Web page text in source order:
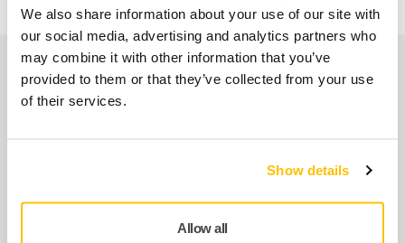
We also share information about your use of our site with
our social media, advertising and analytics partners who
may combine it with other information that you’ve
provided to them or that they’ve collected from your use
of their services.
Show details
Allow all
Accessoires & Zubehör
DEXOS® 1217, kompakter 17-Liter-
Staubsauger für den Trocken- und